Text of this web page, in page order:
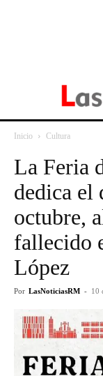
Inicio Cultura
La Feria
dedica el
octubre,
fallecido
López
Por LasNoticiasRM - 10